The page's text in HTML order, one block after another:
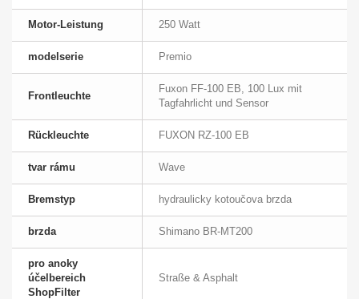
Motor-Leistung 250 Watt
modelserie Premio
Frontleuchte
Fuxon FF-100 EB, 100 Lux mit
Tagfahrlicht und Sensor
Rückleuchte FUXON RZ-100 EB
tvar rámu Wave
Bremstyp hydraulicky kotoučova brzda
brzda Shimano BR-MT200
pro anoky
účelbereich
ShopFilter
Straße & Asphalt